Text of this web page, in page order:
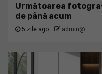
Următoarea
de până acum
5 zile ago admin@